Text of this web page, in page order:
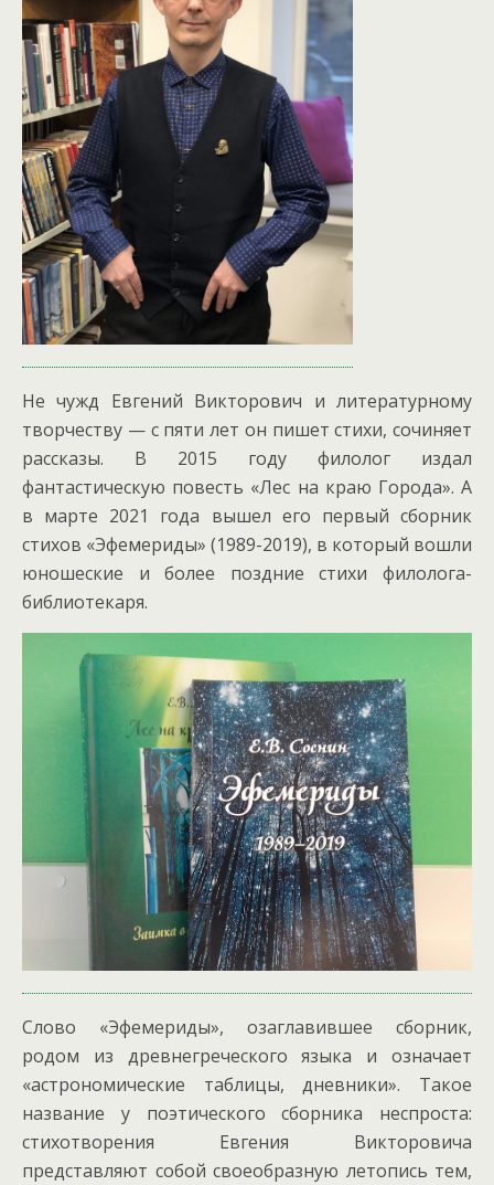
Не чужд Евгений Викторович и литературному
творчеству — с пяти лет он пишет стихи, сочиняет
рассказы. В 2015 году филолог издал
фантастическую повесть «Лес на краю Города». А
в марте 2021 года вышел его первый сборник
стихов «Эфемериды» (1989-2019), в который вошли
юношеские и более поздние стихи филолога-
библиотекаря.
Слово «Эфемериды», озаглавившее сборник,
родом из древнегреческого языка и означает
«астрономические таблицы, дневники». Такое
название у поэтического сборника неспроста:
стихотворения Евгения Викторовича
представляют собой своеобразную летопись тем,